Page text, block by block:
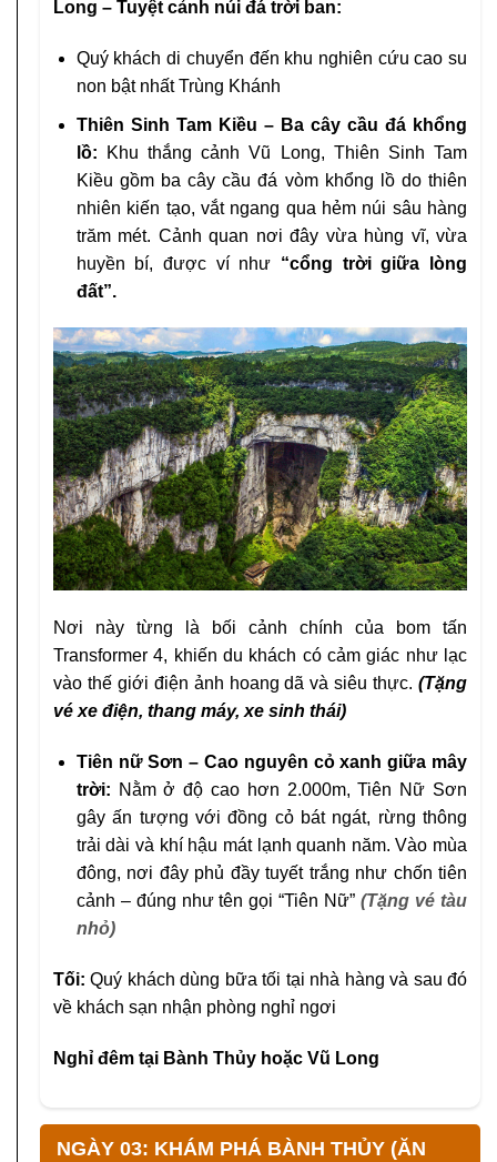
Long – Tuyệt cảnh núi đá trời ban:
Quý khách di chuyển đến khu nghiên cứu cao su
non bật nhất Trùng Khánh
Thiên Sinh Tam Kiều – Ba cây cầu đá khổng
lồ:
Khu thắng cảnh Vũ Long, Thiên Sinh Tam
Kiều gồm ba cây cầu đá vòm khổng lồ do thiên
nhiên kiến tạo, vắt ngang qua hẻm núi sâu hàng
trăm mét. Cảnh quan nơi đây vừa hùng vĩ, vừa
huyền bí, được ví như “cổng trời giữa lòng
đất”.
Nơi này từng là bối cảnh chính của bom tấn
Transformer 4, khiến du khách có cảm giác như lạc
vào thế giới điện ảnh hoang dã và siêu thực. (Tặng
vé xe điện, thang máy, xe sinh thái)
Tiên nữ Sơn – Cao nguyên cỏ xanh giữa mây
trời: Nằm ở độ cao hơn 2.000m, Tiên Nữ Sơn
gây ấn tượng với đồng cỏ bát ngát, rừng thông
trải dài và khí hậu mát lạnh quanh năm. Vào mùa
đông, nơi đây phủ đầy tuyết trắng như chốn tiên
cảnh – đúng như tên gọi “Tiên Nữ”(Tặng vé tàu
nhỏ)
Tối:Quý khách dùng bữa tối tại nhà hàng và sau đó
về khách sạn nhận phòng nghỉ ngơi
Nghỉ đêm tại Bành Thủy hoặc Vũ Long
NGÀY 03: KHÁM PHÁ BÀNH THỦY (ĂN